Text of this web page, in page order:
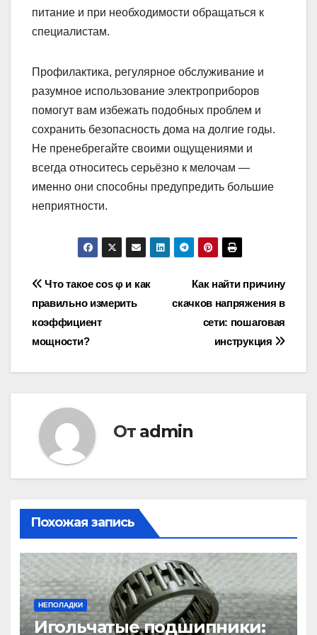
питание и при необходимости обращаться к
специалистам.
Профилактика, регулярное обслуживание и
разумное использование электроприборов
помогут вам избежать подобных проблем и
сохранить безопасность дома на долгие годы.
Не пренебрегайте своими ощущениями и
всегда относитесь серьёзно к мелочам —
именно они способны предупредить большие
неприятности.
Навигация
по
записям
Как найти причину
скачков напряжения в
сети: пошаговая
инструкция
Что такое cos φ и как
правильно измерить
коэффициент
мощности?
От admin
Похожая запись
НЕПОЛАДКИ
Игольчатые подшипники: